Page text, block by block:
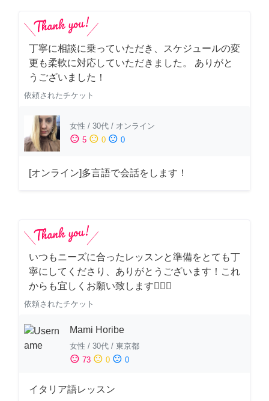
丁寧に相談に乗っていただき、スケジュールの変
更も柔軟に対応していただきました。 ありがと
うございました！
依頼されたチケット
女性 / 30代 / オンライン
sentiment_satisfied 5 sentiment_neutral 0 sentiment_dissatisfied 0
[オンライン]多言語で会話をします！
いつもニーズに合ったレッスンと準備をとても丁
寧にしてくださり、ありがとうございます！これ
からも宜しくお願い致します🙇‍♀️✨
依頼されたチケット
Mami Horibe
女性 / 30代 / 東京都
sentiment_satisfied 73 sentiment_neutral 0 sentiment_dissatisfied 0
イタリア語レッスン